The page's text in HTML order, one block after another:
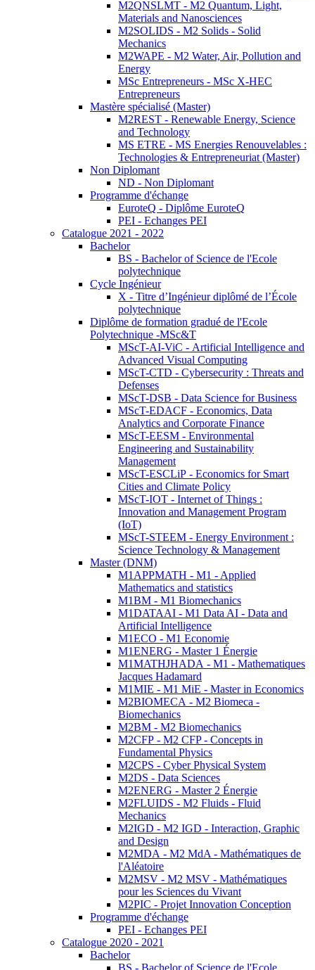
M2QNSLMT - M2 Quantum, Light,
Materials and Nanosciences
M2SOLIDS - M2 Solids - Solid
Mechanics
M2WAPE - M2 Water, Air, Pollution and
Energy
MSc Entrepreneurs - MSc X-HEC
Entrepreneurs
Mastère spécialisé (Master)
M2REST - Renewable Energy, Science
and Technology
MS ETRE - MS Energies Renouvelables :
Technologies & Entrepreneuriat (Master)
Non Diplomant
ND - Non Diplomant
Programme d'échange
EuroteQ - Diplôme EuroteQ
PEI - Echanges PEI
Catalogue 2021 - 2022
Bachelor
BS - Bachelor of Science de l'Ecole
polytechnique
Cycle Ingénieur
X - Titre d’Ingénieur diplômé de l’École
polytechnique
Diplôme de formation gradué de l'Ecole
Polytechnique -MSc&T
MScT-AI-ViC - Artificial Intelligence and
Advanced Visual Computing
MScT-CTD - Cybersecurity : Threats and
Defenses
MScT-DSB - Data Science for Business
MScT-EDACF - Economics, Data
Analytics and Corporate Finance
MScT-EESM - Environmental
Engineering and Sustainability
Management
MScT-ESCLiP - Economics for Smart
Cities and Climate Policy
MScT-IOT - Internet of Things :
Innovation and Management Program
(IoT)
MScT-STEEM - Energy Environment :
Science Technology & Management
Master (DNM)
M1APPMATH - M1 - Applied
Mathematics and statistics
M1BM - M1 Biomechanics
M1DATAAI - M1 Data AI - Data and
Artificial Intelligence
M1ECO - M1 Economie
M1ENERG - Master 1 Énergie
M1MATHJHADA - M1 - Mathematiques
Jacques Hadamard
M1MIE - M1 MiE - Master in Economics
M2BIOMECA - M2 Biomeca -
Biomechanics
M2BM - M2 Biomechanics
M2CFP - M2 CFP - Concepts in
Fundamental Physics
M2CPS - Cyber Physical System
M2DS - Data Sciences
M2ENERG - Master 2 Énergie
M2FLUIDS - M2 Fluids - Fluid
Mechanics
M2IGD - M2 IGD - Interaction, Graphic
and Design
M2MDA - M2 MdA - Mathématiques de
l'Aléatoire
M2MSV - M2 MSV - Mathématiques
pour les Sciences du Vivant
M2PIC - Projet Innovation Conception
Programme d'échange
PEI - Echanges PEI
Catalogue 2020 - 2021
Bachelor
BS - Bachelor of Science de l'Ecole